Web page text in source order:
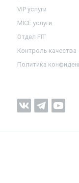
VIP услуги
MICE услуги
Отдел FIT
Контроль качества
Политика